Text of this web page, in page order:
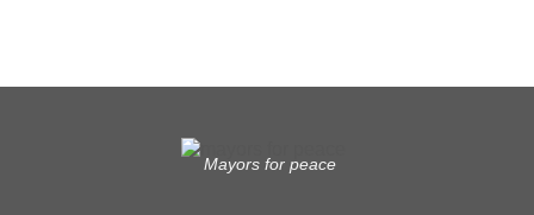
Mayors for peace